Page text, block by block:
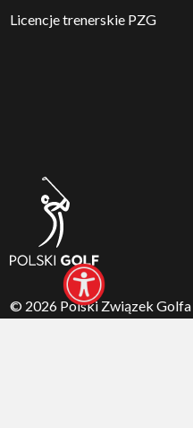
Licencje trenerskie PZG
© 2026 Polski Związek Golfa